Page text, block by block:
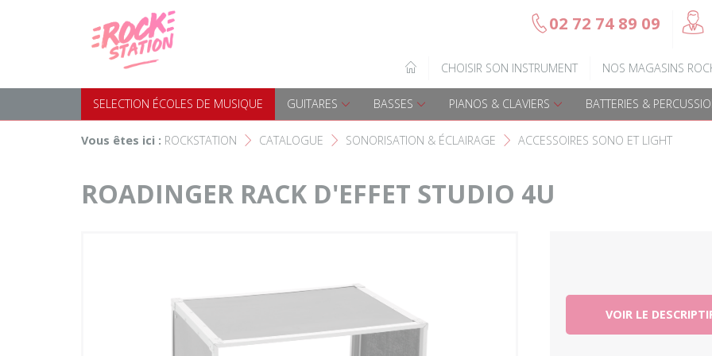
Choisir son instrument
Nos Magasins Rockstation
Guitares
Basses
Sonorisation & éclairage
Instruments à vent
Guitares électriques Basses électriques
b02 72 74 89 09 @
7 CHOISIR SON INSTRUMENT NOS MAGASINS
SELECTION ÉCOLES DE MUSIQUE GUITARES BASSES PIANOS & CLAVIERS BATTERIES &
Vous êtes ici : ROCKSTATION F CATALOGUE F SONORISATION & ÉCLAIRAGE F ACCESSOIRES SONO ET LIGHT
ROADINGER RACK D'EFFET STUDIO 4U
VOIR LE